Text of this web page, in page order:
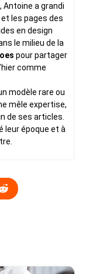
Antoine a grandi
les pages des
en design
le milieu de la
pour partager
comme
modèle rare ou
mêle expertise,
de ses articles.
leur époque et à